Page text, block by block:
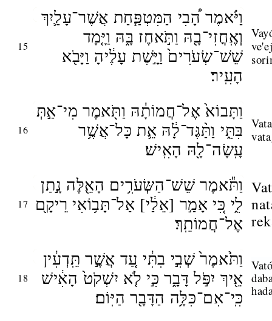
15
וַיֹּ֗אמֶר הָ֠בִי הַמִּטְפַּ֧חַת אֲשֶׁר־עָלַ֛יִךְ
וְאֶֽחֳזִי־בָ֖הּ וַתֹּ֣אחֶז בָּ֑הּ וַיָּ֤מָד
שֵׁשׁ־שְׂעֹרִים֙ וַיָּ֣שֶׁת עָלֶ֔יהָ וַיָּבֹ֖א
הָעִֽיר׃
16
וַתָּבוֹא֙ אֶל־חֲמוֹתָ֔הּ וַתֹּ֖אמֶר מִי־אַ֣תְּ
בִּתִּ֑י וַתַּ֨גֶּד־לָ֔הּ אֵ֛ת כָּל־אֲשֶׁ֥ר
עָֽשָׂה־לָ֖הּ הָאִֽישׁ׃
17
וַתֹּ֕אמֶר שֵׁשׁ־הַשְּׂעֹרִ֥ים הָאֵ֖לֶּה נָ֣תַן
לִ֑י כִּ֚י אָמַ֣ר [אֵלַ֔י] אַל־תָּב֥וֹאִי רֵיקָ֖ם
אֶל־חֲמוֹתֵֽךְ׃
18
וַתֹּ֙אמֶר֙ שְׁבִ֣י בִתִּ֔י עַ֚ד אֲשֶׁ֣ר תֵּֽדְעִ֔ין
אֵ֖יךְ יִפֹּ֣ל דָּבָ֑ר כִּ֣י לֹ֤א יִשְׁקֹט֙ הָאִ֔ישׁ
כִּֽי־אִם־כִּלָּ֥ה הַדָּבָ֖ר הַיּֽוֹם׃